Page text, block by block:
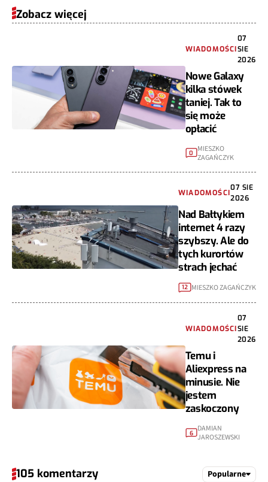
Zobacz więcej
WIADOMOŚCI
07
SIE
2026
Nowe Galaxy
kilka stówek
taniej. Tak to
się może
opłacić
0 MIESZKO
ZAGAŃCZYK
WIADOMOŚCI
07 SIE
2026
Nad Bałtykiem
internet 4 razy
szybszy. Ale do
tych kurortów
strach jechać
12 MIESZKO ZAGAŃCZYK
WIADOMOŚCI
07
SIE
2026
Temu i
Aliexpress na
minusie. Nie
jestem
zaskoczony
6 DAMIAN
JAROSZEWSKI
105 komentarzy Popularne